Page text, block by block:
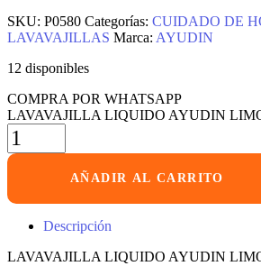
SKU: P0580 Categorías: CUIDADO DE
LAVAVAJILLAS Marca: AYUDIN
12 disponibles
COMPRA POR WHATSAPP
LAVAVAJILLA LIQUIDO AYUDIN
AÑADIR AL CARRITO
Descripción
LAVAVAJILLA LIQUIDO AYUDIN